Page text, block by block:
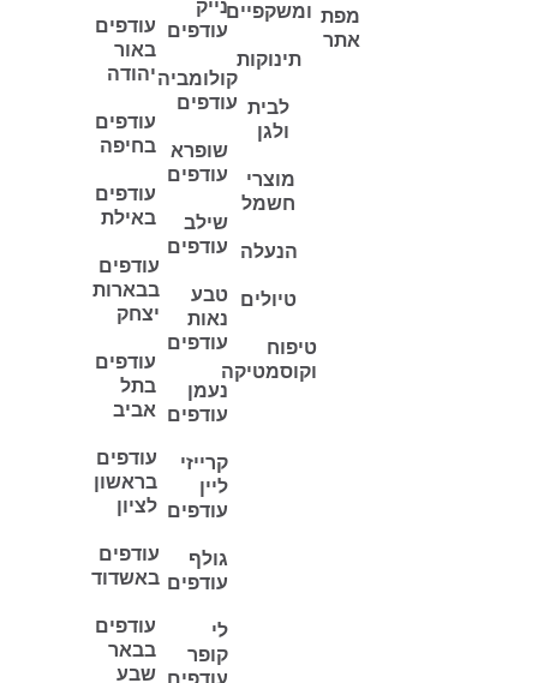
מפת
אתר
ומשקפיים
תינוקות
לבית
ולגן
מוצרי
חשמל
הנעלה
טיולים
טיפוח
וקוסמטיקה
נייק
עודפים
קולומביה
עודפים
שופרא
עודפים
שילב
עודפים
טבע
נאות
עודפים
נעמן
עודפים
קרייזי
ליין
עודפים
גולף
עודפים
לי
קופר
עודפים
באור
יהודה
עודפים
בחיפה
עודפים
באילת
עודפים
בבארות
יצחק
עודפים
בתל
אביב
עודפים
בראשון
לציון
עודפים
באשדוד
עודפים
בבאר
שבע